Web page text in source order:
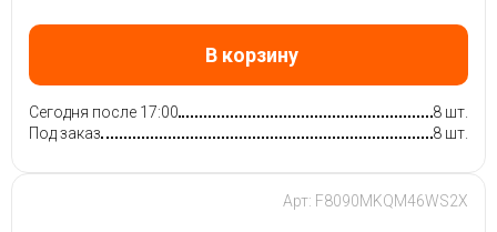
В корзину
Сегодня после 17:00
8 шт.
Под заказ
8 шт.
Арт: F8090MKQM46WS2X